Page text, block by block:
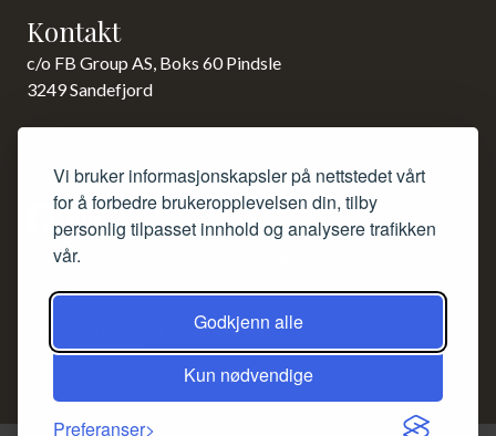
Vi bruker informasjonskapsler på nettstedet vårt
for å forbedre brukeropplevelsen din, tilby
personlig tilpasset innhold og analysere trafikken
vår.
Godkjenn alle
Kun nødvendige
Preferanser
Kontakt
c/o FB Group AS, Boks 60 Pindsle
3249 Sandefjord
23 15 85 00
post@norsk-akevitt.org
Siden redigeres etter Redaktørplakaten og Vær varsom-
plakaten.
Ansvarlig redaktør: Frank Bruun.